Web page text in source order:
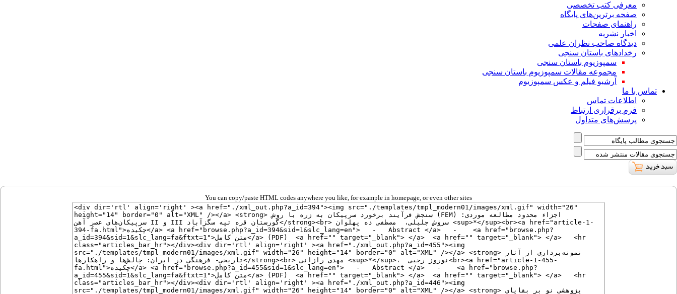
معرفی کتب تخصصی
صفحه برترین‌های پایگاه
راهنمای صفحات
اخبار نشریه
دیدگاه صاحب نظران علمی
رخدادهای باستان سنجی
سمپوزیوم باستان سنجی
مجموعه مقالات سمپوزیوم باستان سنجی
آرشیو فیلم و عکس سمپوزیوم
تماس با ما
اطلاعات تماس
فرم برقراری ارتباط
پرسش‌های متداول
You can copy/paste HTML codes anywhere you like, for example in homepage, or even other sites